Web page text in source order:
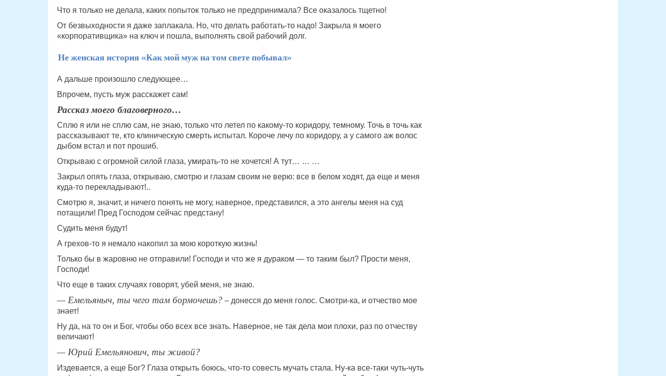
Что я только не делала, каких попыток только не предпринимала? Все оказалось тщетно!
От безвыходности я даже заплакала. Но, что делать работать-то надо! Закрыла я моего
«корпоративщика» на ключ и пошла, выполнять свой рабочий долг.
Не женская история «Как мой муж на том свете побывал»
А дальше произошло следующее…
Впрочем, пусть муж расскажет сам!
Рассказ моего благоверного…
Сплю я или не сплю сам, не знаю, только что летел по какому-то коридору, темному. Точь в точь как
рассказывают те, кто клиническую смерть испытал. Короче лечу по коридору, а у самого аж волос
дыбом встал и пот прошиб.
Открываю с огромной силой глаза, умирать-то не хочется! А тут… … …
Закрыл опять глаза, открываю, смотрю и глазам своим не верю: все в белом ходят, да еще и меня
куда-то перекладывают!..
Смотрю я, значит, и ничего понять не могу, наверное, представился, а это ангелы меня на суд
потащили! Пред Господом сейчас предстану!
Судить меня будут!
А грехов-то я немало накопил за мою короткую жизнь!
Только бы в жаровню не отправили! Господи и что же я дураком — то таким был? Прости меня,
Господи!
Что еще в таких случаях говорят, убей меня, не знаю.
— Емельяныч, ты чего там бормочешь?– донесся до меня голос. Смотри-ка, и отчество мое
знает!
Ну да, на то он и Бог, чтобы обо всех все знать. Наверное, не так дела мои плохи, раз по отчеству
величают!
— Юрий Емельянович, ты живой?
Издевается, а еще Бог? Глаза открыть боюсь, что-то совесть мучать стала. Ну-ка все-таки чуть-чуть